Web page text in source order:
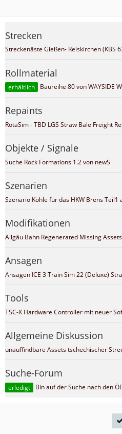
Strecken
Rollmaterial
erhältlich Baureihe 80 von WAYSIDE
Repaints
RotaSim - TBD LGS Straw Bale Freight
Objekte / Signale
Suche Rock Formations 1.2 von newS
Szenarien
Modifikationen
Allgäu Bahn Regenerated Missing Assets
Ansagen
Tools
TSC-X Hardware Controller mit neuer
Allgemeine Diskussion
unauffindbare Assets tschechischer
Suche-Forum
erledigt Bin auf der Suche nach den ÖBB